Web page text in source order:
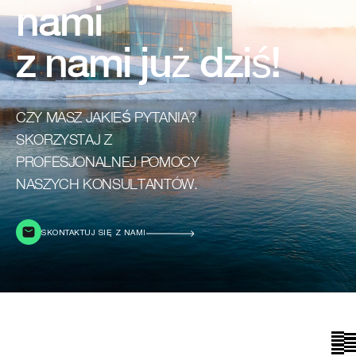
nami
z nami już dziś!
CZY MASZ JAKIEŚ PYTANIA?
SKORZYSTAJ Z
PROFESJONALNEJ POMOCY
NASZYCH KONSULTANTÓW.
SKONTAKTUJ SIĘ Z NAMI